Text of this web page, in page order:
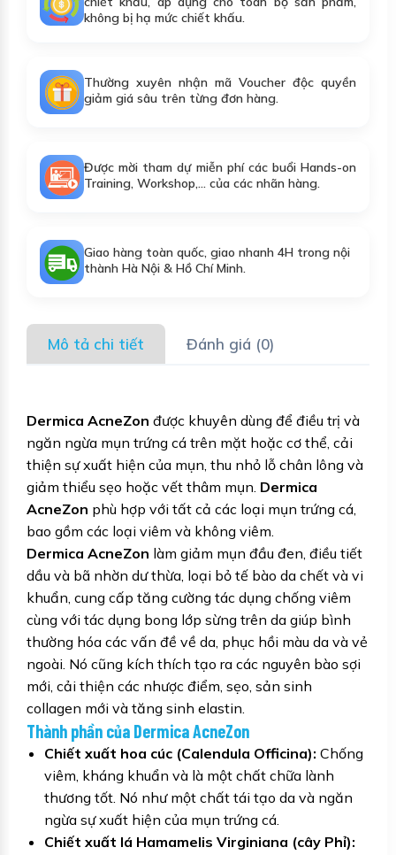
không bị hạ mức chiết khấu.
Thường xuyên nhận mã Voucher độc quyền
giảm giá sâu trên từng đơn hàng.
Được mời tham dự miễn phí các buổi Hands-on
Training, Workshop,... của các nhãn hàng.
Giao hàng toàn quốc, giao nhanh 4H trong nội
thành Hà Nội & Hồ Chí Minh.
Mô tả chi tiết Đánh giá (0)
Dermica AcneZon được khuyên dùng để điều trị và
ngăn ngừa mụn trứng cá trên mặt hoặc cơ thể, cải
thiện sự xuất hiện của mụn, thu nhỏ lỗ chân lông và
giảm thiểu sẹo hoặc vết thâm mụn. Dermica
AcneZon phù hợp với tất cả các loại mụn trứng cá,
bao gồm các loại viêm và không viêm.
Dermica AcneZon làm giảm mụn đầu đen, điều tiết
dầu và bã nhờn dư thừa, loại bỏ tế bào da chết và vi
khuẩn, cung cấp tăng cường tác dụng chống viêm
cùng với tác dụng bong lớp sừng trên da giúp bình
thường hóa các vấn đề về da, phục hồi màu da và vẻ
ngoài. Nó cũng kích thích tạo ra các nguyên bào sợi
mới, cải thiện các nhược điểm, sẹo, sản sinh
collagen mới và tăng sinh elastin.
Thành phần của Dermica AcneZon
Chiết xuất hoa cúc (Calendula Officina): Chống
viêm, kháng khuẩn và là một chất chữa lành
thương tốt. Nó như một chất tái tạo da và ngăn
ngừa sự xuất hiện của mụn trứng cá.
Chiết xuất lá Hamamelis Virginiana (cây Phỉ):